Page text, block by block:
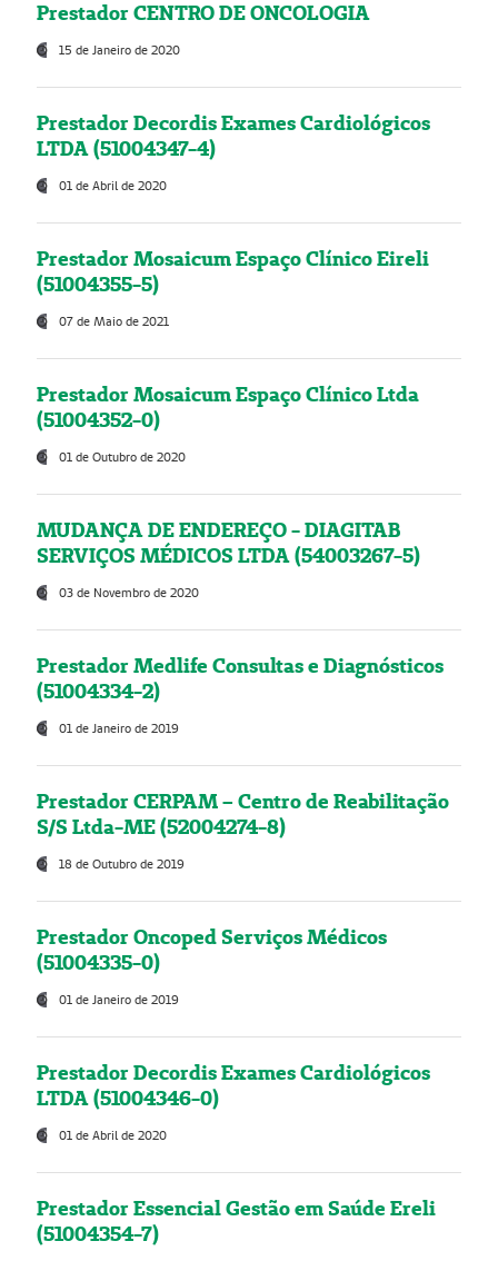
Prestador CENTRO DE ONCOLOGIA
15 de Janeiro de 2020
Prestador Decordis Exames Cardiológicos
LTDA (51004347-4)
01 de Abril de 2020
Prestador Mosaicum Espaço Clínico Eireli
(51004355-5)
07 de Maio de 2021
Prestador Mosaicum Espaço Clínico Ltda
(51004352-0)
01 de Outubro de 2020
MUDANÇA DE ENDEREÇO - DIAGITAB
SERVIÇOS MÉDICOS LTDA (54003267-5)
03 de Novembro de 2020
Prestador Medlife Consultas e Diagnósticos
(51004334-2)
01 de Janeiro de 2019
Prestador CERPAM – Centro de Reabilitação
S/S Ltda-ME (52004274-8)
18 de Outubro de 2019
Prestador Oncoped Serviços Médicos
(51004335-0)
01 de Janeiro de 2019
Prestador Decordis Exames Cardiológicos
LTDA (51004346-0)
01 de Abril de 2020
Prestador Essencial Gestão em Saúde Ereli
(51004354-7)